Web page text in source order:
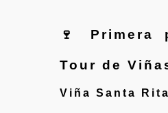
🍷 Primera
Tour de
Viña Santa